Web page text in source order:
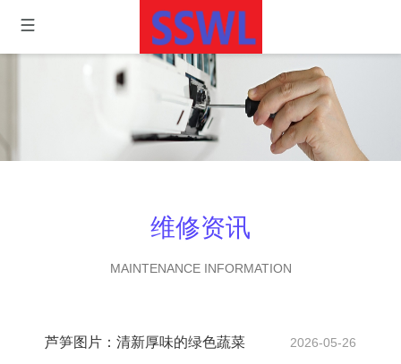
维修资讯
MAINTENANCE INFORMATION
芦笋图片：清新厚味的绿色蔬菜 2026-05-26